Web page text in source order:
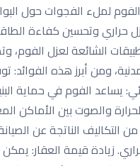
لملء الفجوات حول
حراري وتحسين كفاءة
الشائعة لعزل الفوم،
ومن أبرز هذه
يساعد الفوم في حماية
والصوت بين الأماكن
التكاليف الناتجة عن
زيادة قيمة العقار: